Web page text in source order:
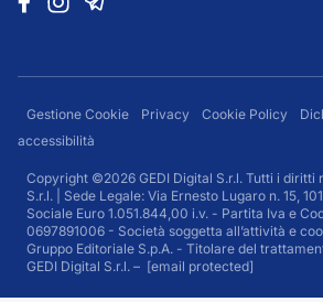
Gestione Cookie Privacy Cookie Policy
accessibilità
Copyright ©2026 GEDI Digital S.r.l. Tutti i diritti
S.r.l. | Sede Legale: Via Ernesto Lugaro n. 15,
Sociale Euro 1.051.844,00 i.v. - Partita Iva e
0697891006 - Società soggetta all’attività e
Gruppo Editoriale S.p.A. - Titolare del
GEDI Digital S.r.l. – [email protected]